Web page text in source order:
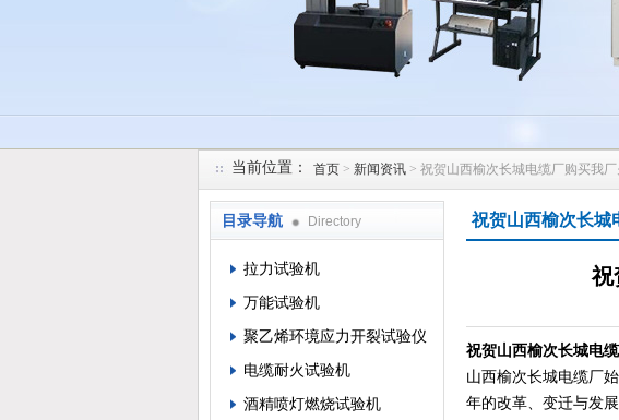
当前位置： 首页 > 新闻资讯 > 祝贺山西榆次长城电缆厂购买我
目录导航 Directory
拉力试验机
万能试验机
聚乙烯环境应力开裂试验仪
电缆耐火试验机
酒精喷灯燃烧试验机
祝贺山西榆次长城
祝
祝贺山西榆次长城电
山西榆次长城电缆厂
年的改革、变迁与发